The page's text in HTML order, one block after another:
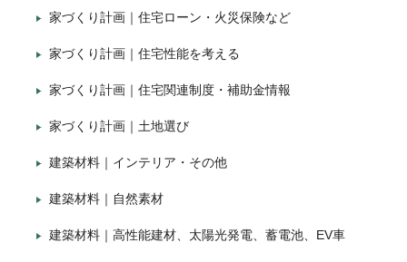
家づくり計画｜住宅ローン・火災保険など
家づくり計画｜住宅性能を考える
家づくり計画｜住宅関連制度・補助金情報
家づくり計画｜土地選び
建築材料｜インテリア・その他
建築材料｜自然素材
建築材料｜高性能建材、太陽光発電、蓄電池、EV車